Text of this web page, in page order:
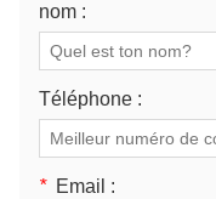
nom :
Téléphone :
* Email :